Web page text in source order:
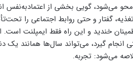
محو می‌شود، گویی بخشی از
گفتار و حتی روابط اجتماعی را
خندید و این راه فقط ایمپلنت
انجام گیرد، می‌تواند سال‌ها همانند یک
می‌شود: تجربه.